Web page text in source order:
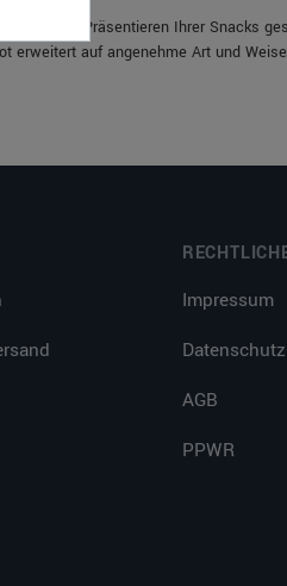
zum Präsentieren Ihrer Snacks
erweitert auf angenehme Art und
Impressum
Datenschutz
AGB
PPWR